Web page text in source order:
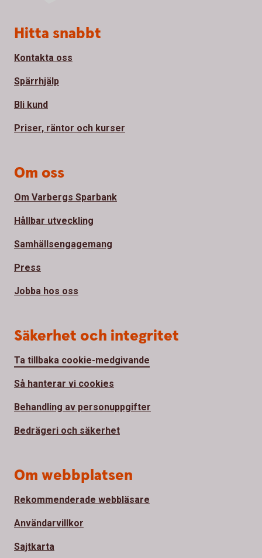
Sidfot
Hitta snabbt
Kontakta oss
Spärrhjälp
Bli kund
Priser, räntor och kurser
Om oss
Om Varbergs Sparbank
Hållbar utveckling
Samhällsengagemang
Press
Jobba hos oss
Säkerhet och integritet
Ta tillbaka cookie-medgivande
Så hanterar vi cookies
Behandling av personuppgifter
Bedrägeri och säkerhet
Om webbplatsen
Rekommenderade webbläsare
Användarvillkor
Sajtkarta